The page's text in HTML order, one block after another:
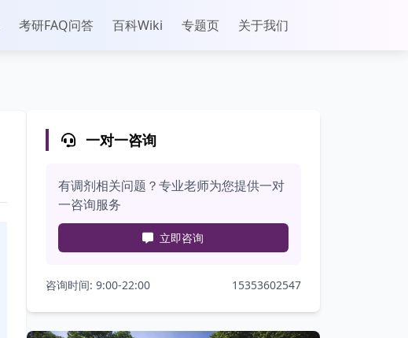
考研FAQ问答 百科Wiki 专题页 关于我们
一对一咨询
有调剂相关问题？专业老师为您提供一对
一咨询服务
立即咨询
咨询时间: 9:00-22:00 15353602547